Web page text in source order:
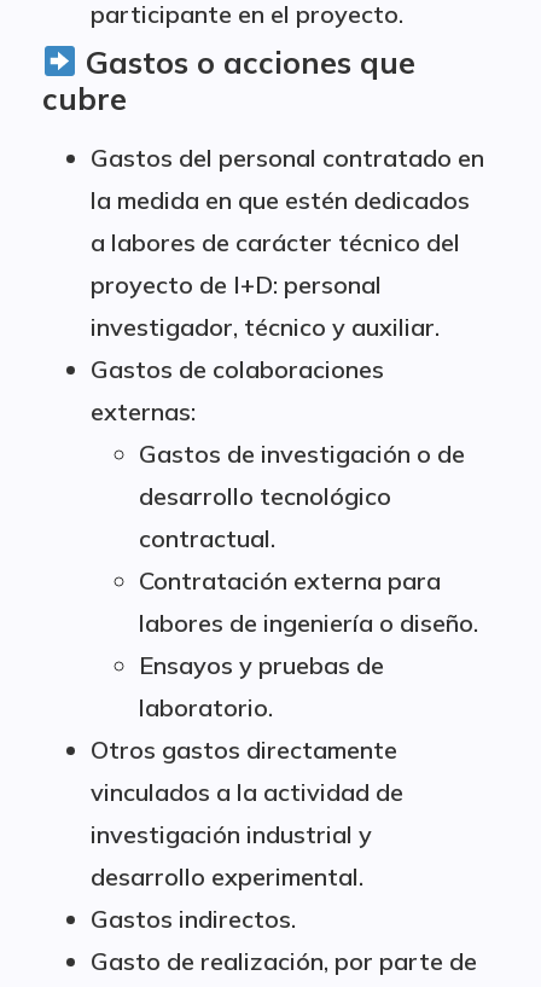
participante en el proyecto.
Gastos o acciones que
cubre
Gastos del personal contratado en
la medida en que estén dedicados
a labores de carácter técnico del
proyecto de I+D: personal
investigador, técnico y auxiliar.
Gastos de colaboraciones
externas:
Gastos de investigación o de
desarrollo tecnológico
contractual.
Contratación externa para
labores de ingeniería o diseño.
Ensayos y pruebas de
laboratorio.
Otros gastos directamente
vinculados a la actividad de
investigación industrial y
desarrollo experimental.
Gastos indirectos.
Gasto de realización, por parte de